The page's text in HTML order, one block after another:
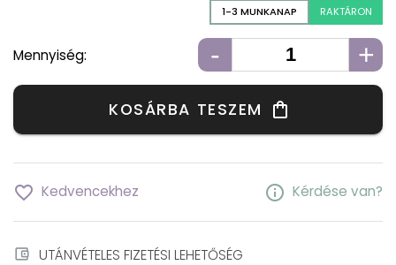
1-3 MUNKANAP RAKTÁRON
Mennyiség: - +
KOSÁRBA TESZEM shopping_bag
favorite_border Kedvencekhez info Kérdése van?
account_balance_wallet UTÁNVÉTELES FIZETÉSI LEHETŐSÉG